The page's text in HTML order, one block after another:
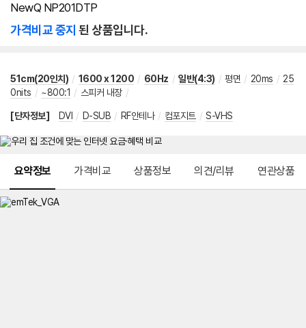
NewQ NP201DTP
가격비교 중지 된 상품입니다.
51cm(20인치) / 1600 x 1200 / 60Hz / 일반(4:3) / 평면 / 20ms / 25
0nits / ~800:1 / 스피커 내장 /
[단자정보] DVI / D-SUB / RF안테나 / 컴포지트 / S-VHS
요약정보 가격비교 상품정보 의견/리뷰 연관상품